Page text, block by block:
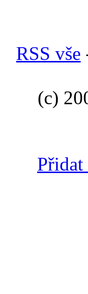
RSS vše
(c)